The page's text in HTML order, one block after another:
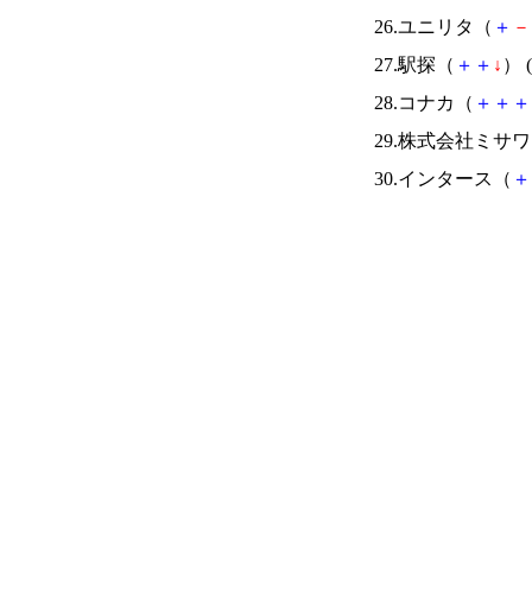
26.ユニリタ（ ＋ －
27.駅探（ ＋ ＋ ↓ ） (
28.コナカ（ ＋ ＋ ＋
29.株式会社ミサ
30.インタース（ ＋